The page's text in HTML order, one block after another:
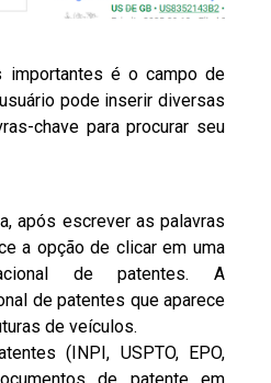
importantes é o campo de
pode inserir diversas
chave para procurar seu
após escrever as palavras
a opção de clicar em uma
de patentes. A
de patentes que aparece
de veículos.
(INPI, USPTO, EPO,